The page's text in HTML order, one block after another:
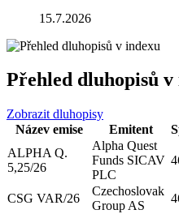
15.7.2026
Přehled dluhopisů v
Zobrazit dluhopisy
Název emise
Emitent
ALPHA Q.
5,25/26
Alpha Quest
Funds SICAV
PLC
CSG VAR/26
Czechoslovak
Group AS